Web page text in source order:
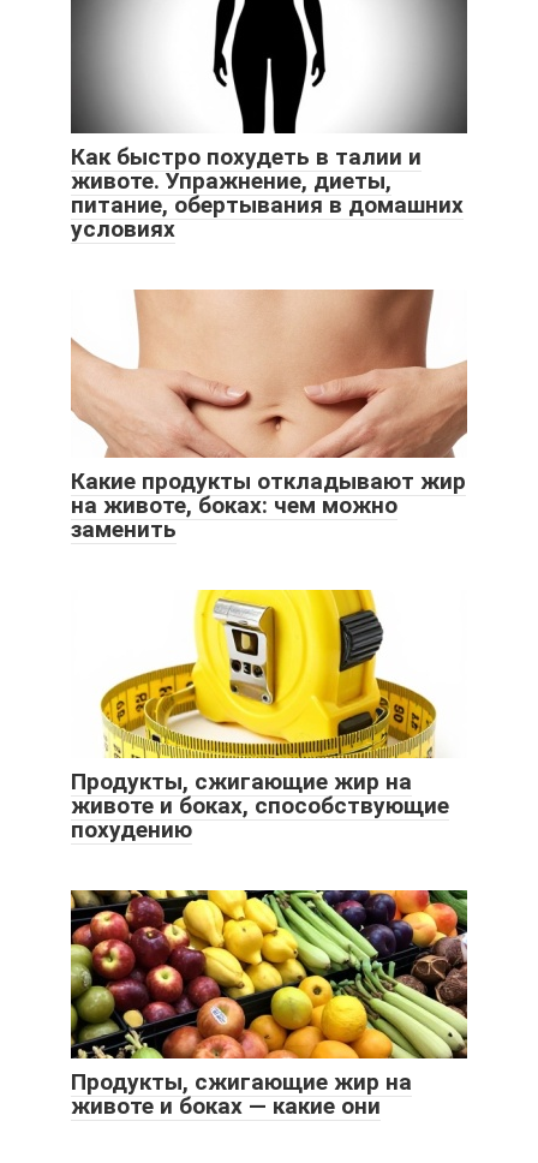
Как быстро похудеть в талии и
животе. Упражнение, диеты,
питание, обертывания в домашних
условиях
Какие продукты откладывают жир
на животе, боках: чем можно
заменить
Продукты, сжигающие жир на
животе и боках, способствующие
похудению
Продукты, сжигающие жир на
животе и боках — какие они